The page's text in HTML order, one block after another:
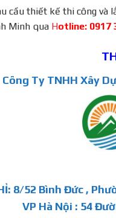
cầu thiết kế thi công và
Minh qua Hotline: 0917
Công Ty TNHH Xây
8/52 Bình Đức ,
VP Hà Nội : 54